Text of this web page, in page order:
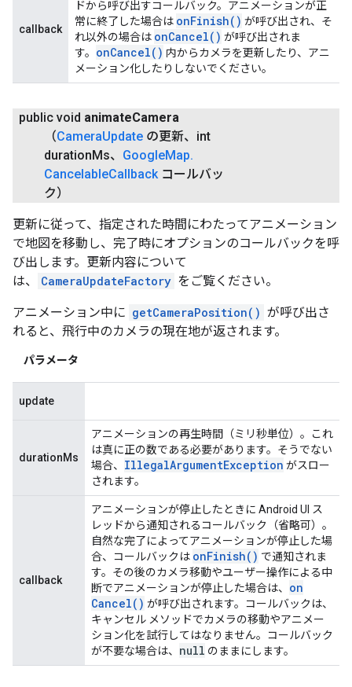
callback
ドから呼び出すコールバック。アニメーションが正
常に終了した場合は onFinish( ) が呼び出され、そ
れ以外の場合は onCancel( ) が呼び出されま
す。 onCancel( ) 内からカメラを更新したり、アニ
メーション化したりしないでください。
public void animateCamera
（CameraUpdate の更新、int
duration Ms、 GoogleMap.
CancelableCallbackコールバッ
ク）
更新に従って、指定された時間にわたってアニメーション
で地図を移動し、完了時にオプションのコールバックを呼
び出します。更新内容について
は、
CameraUpdateFactory をご覧ください。
アニメーション中に getCameraPosition() が呼び出さ
れると、飛行中のカメラの現在地が返されます。
パラメータ
update
durationMs
アニメーションの再生時間（ミリ秒単位）。これ
は真に正の数である必要があります。そうでない
場合、 IllegalArgumentException がスロー
されます。
callback
アニメーションが停止したときに Android UI ス
レッドから通知されるコールバック（省略可）。
自然な完了によってアニメーションが停止した場
合、コールバックは onFinish( ) で通知されま
す。その後のカメラ移動やユーザー操作による中
断でアニメーションが停止した場合は、 on
Cancel( ) が呼び出されます。コールバックは、
キャンセル メソッドでカメラの移動やアニメー
ション化を試行してはなりません。コールバック
が不要な場合は、 null のままにします。